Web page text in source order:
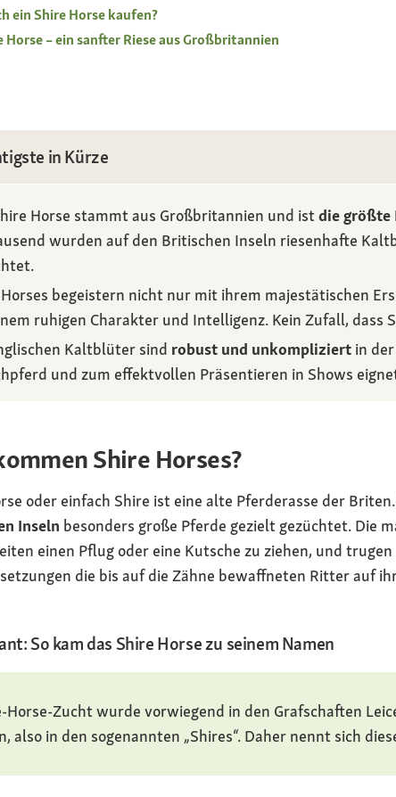
ein Shire Horse kaufen?
Horse – ein sanfter Riese aus Großbritannien
in Kürze
Horse stammt aus Großbritannien und ist die größte
wurden auf den Britischen Inseln riesenhafte
begeistern nicht nur mit ihrem majestätischen
ruhigen Charakter und Intelligenz. Kein Zufall, dass
Kaltblüter sind robust und unkompliziertin der
und zum effektvollen Präsentieren in Shows
Shire Horses?
oder einfach Shire ist eine alte Pferderasse der
Inseln besonders große Pferde gezielt gezüchtet. Die
einen Pflug oder eine Kutsche zu ziehen, und
die bis auf die Zähne bewaffneten Ritter auf
So kam das Shire Horse zu seinem Namen
Horse-Zucht wurde vorwiegend in den Grafschaften
also in den sogenannten „Shires“. Daher nennt sich